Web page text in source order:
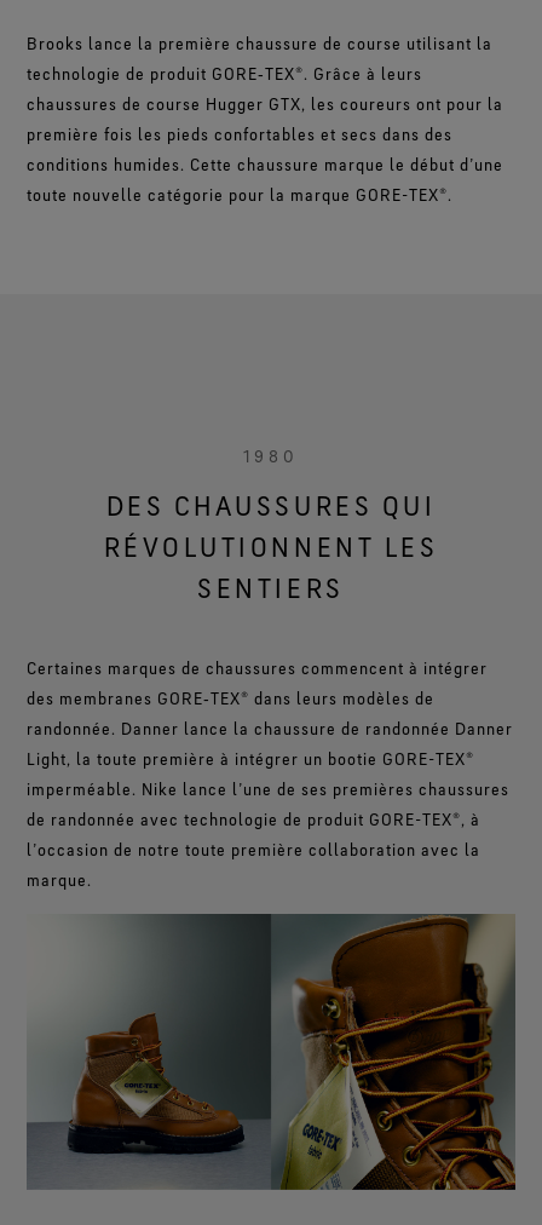
Brooks lance la première chaussure de course utilisant la
technologie de produit GORE‑TEX®. Grâce à leurs
chaussures de course Hugger GTX, les coureurs ont pour la
première fois les pieds confortables et secs dans des
conditions humides. Cette chaussure marque le début d’une
toute nouvelle catégorie pour la marque GORE-TEX®.
1980
DES CHAUSSURES QUI
RÉVOLUTIONNENT LES
SENTIERS
Certaines marques de chaussures commencent à intégrer
des membranes GORE‑TEX® dans leurs modèles de
randonnée. Danner lance la chaussure de randonnée Danner
Light, la toute première à intégrer un bootie GORE-TEX®
imperméable. Nike lance l’une de ses premières chaussures
de randonnée avec technologie de produit GORE-TEX®, à
l’occasion de notre toute première collaboration avec la
marque.